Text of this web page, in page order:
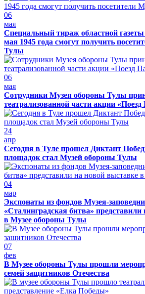
06
мая
Специальный тираж областной
мая 1945 года смогут получить
Тулы
06
мая
Сотрудники Музея обороны Тулы
театрализованной части акции
24
апр
Сегодня в Туле прошел Диктант
площадок стал Музей обороны Тулы
04
мар
Экспонаты из фондов Музея-
«Сталинградская битва»
в Музее обороны Тулы
07
фев
В Музее обороны Тулы прошли
семей защитников Отечества